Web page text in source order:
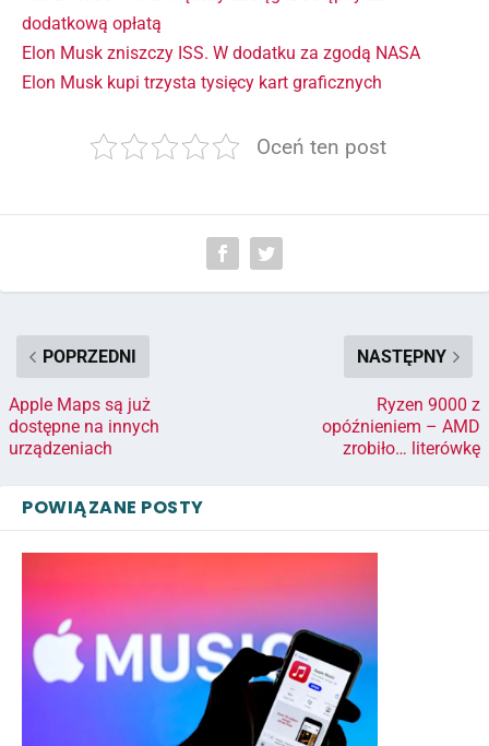
dodatkową opłatą
Elon Musk zniszczy ISS. W dodatku za zgodą NASA
Elon Musk kupi trzysta tysięcy kart graficznych
Oceń ten post
POPRZEDNI
Apple Maps są już
dostępne na innych
urządzeniach
NASTĘPNY
Ryzen 9000 z
opóźnieniem – AMD
zrobiło… literówkę
POWIĄZANE POSTY